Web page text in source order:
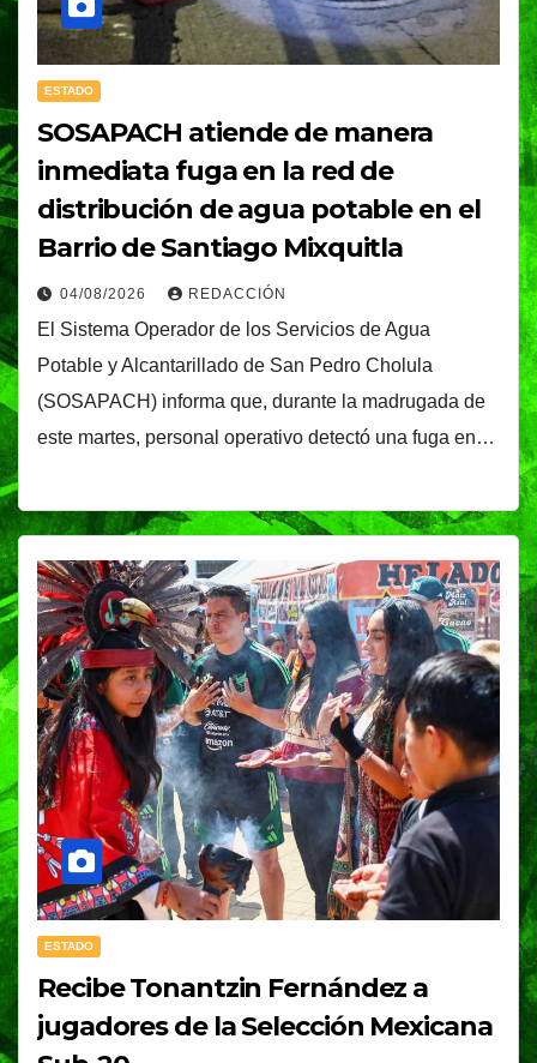
ESTADO
SOSAPACH atiende de manera
inmediata fuga en la red de
distribución de agua potable en el
Barrio de Santiago Mixquitla
04/08/2026 REDACCIÓN
El Sistema Operador de los Servicios de Agua
Potable y Alcantarillado de San Pedro Cholula
(SOSAPACH) informa que, durante la madrugada de
este martes, personal operativo detectó una fuga en…
ESTADO
Recibe Tonantzin Fernández a
jugadores de la Selección Mexicana